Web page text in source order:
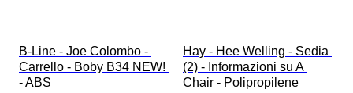
B-Line - Joe Colombo -
Carrello - Boby B34 NEW!
- ABS
Hay - Hee Welling - Sedia
(2) - Informazioni su A
Chair - Polipropilene